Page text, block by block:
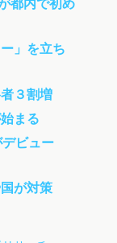
都内で初め
」を立ち
３割増
まる
デビュー
が対策